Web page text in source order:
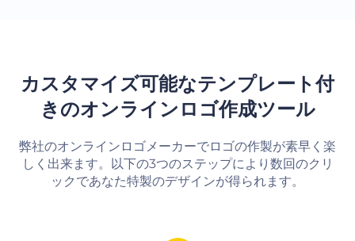
カスタマイズ可能なテンプレート付
きのオンラインロゴ作成ツール
弊社のオンラインロゴメーカーでロゴの作製が素早く楽
しく出来ます。以下の3つのステップにより数回のクリ
ックであなた特製のデザインが得られます。